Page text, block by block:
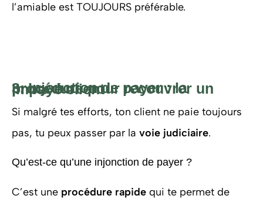
l’amiable est TOUJOURS préférable.
3. Injonction de payer : la procédure pour recouvrer un impayé client
Si malgré tes efforts, ton client ne paie toujours
pas, tu peux passer par la voie judiciaire.
Qu’est-ce qu’une injonction de payer ?
C’est une procédure rapide qui te permet de